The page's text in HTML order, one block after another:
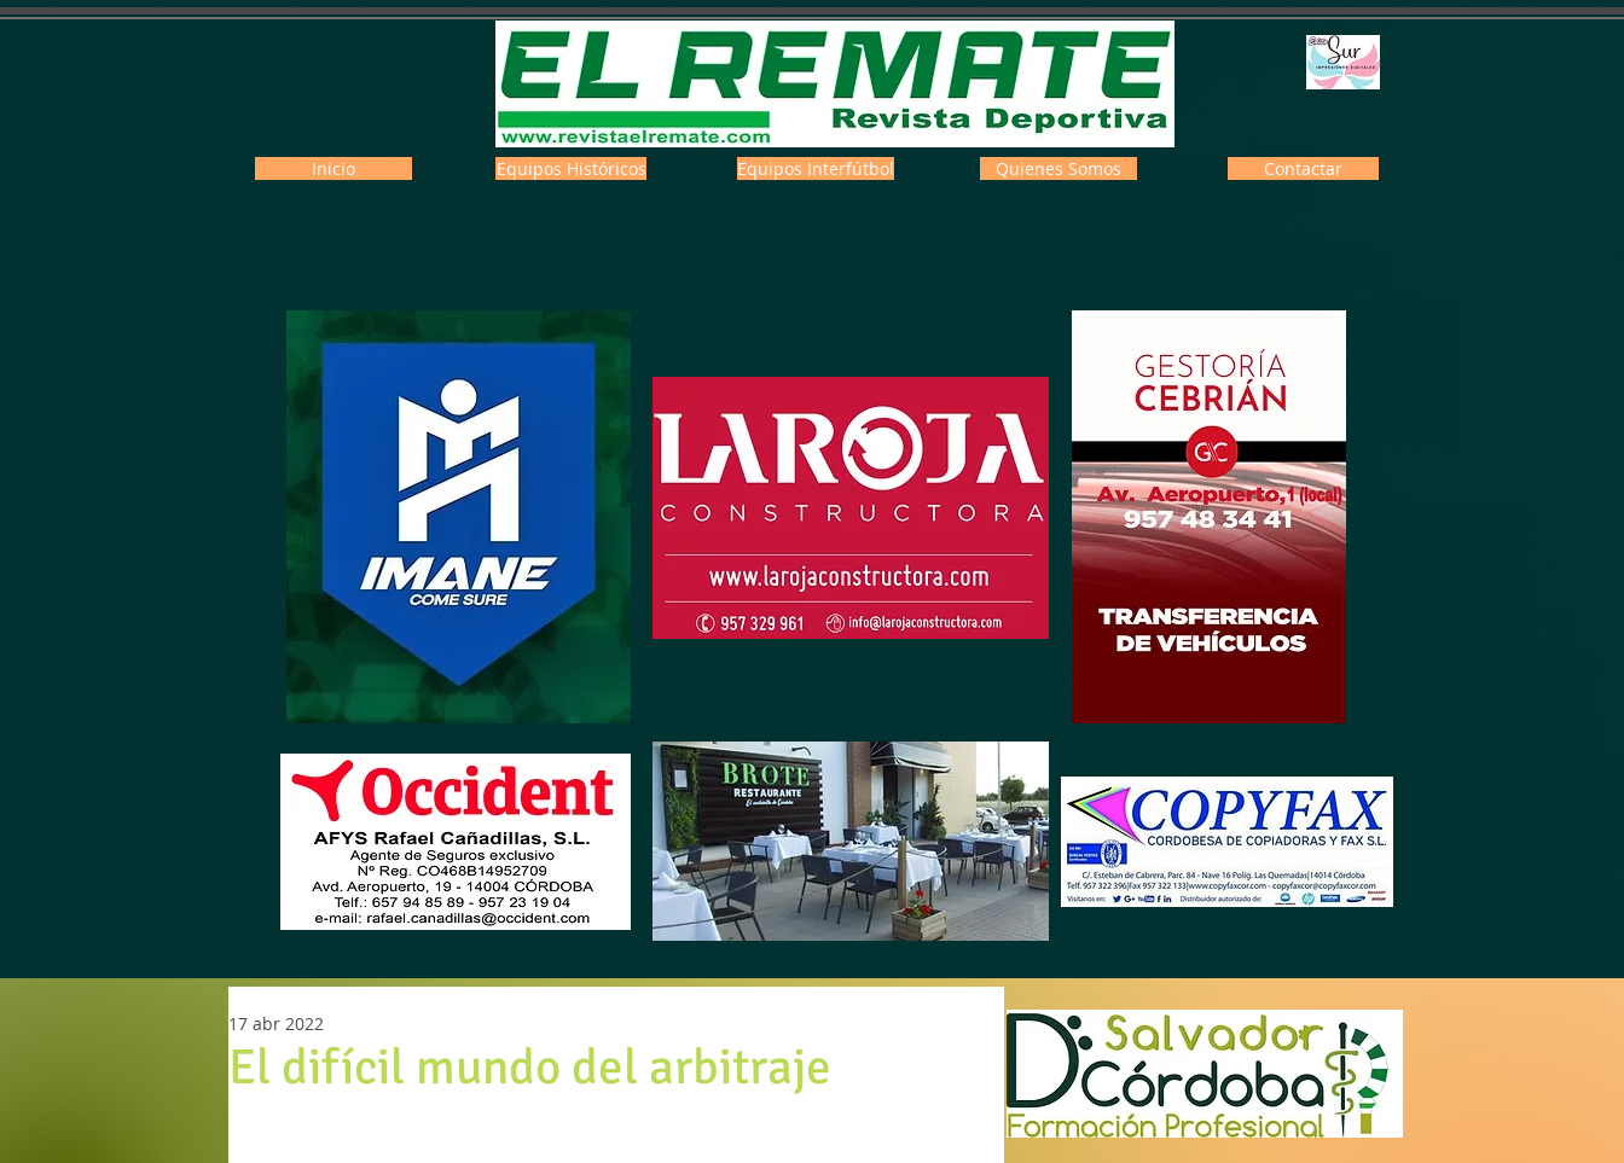
Inicio Equipos Históricos Equipos Interfútbol Quienes Somos Contactar
El difícil mundo del arbitraje
17 abr 2022